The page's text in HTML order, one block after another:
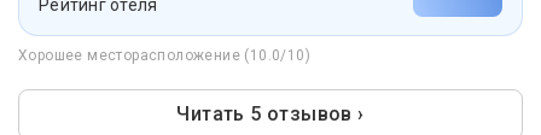
Рейтинг отеля
Хорошее месторасположение (10.0/10)
Читать 5 отзывов ›